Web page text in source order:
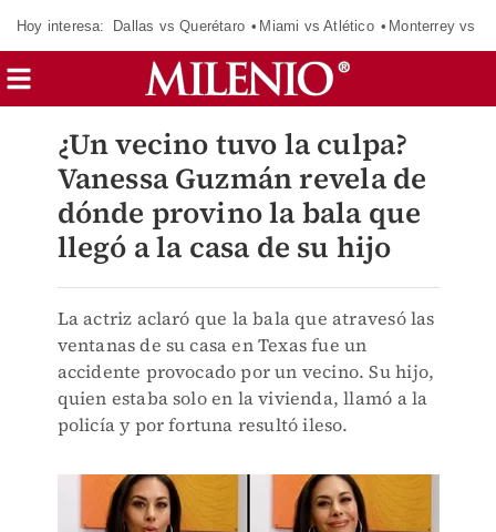
Hoy interesa: Dallas vs Querétaro Miami vs Atlético Monterrey vs
¿Un vecino tuvo la culpa?
Vanessa Guzmán revela de
dónde provino la bala que
llegó a la casa de su hijo
La actriz aclaró que la bala que atravesó las
ventanas de su casa en Texas fue un
accidente provocado por un vecino. Su hijo,
quien estaba solo en la vivienda, llamó a la
policía y por fortuna resultó ileso.